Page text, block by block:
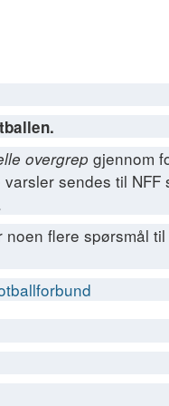
overgrep gjennom
sendes til NFF
flere spørsmål